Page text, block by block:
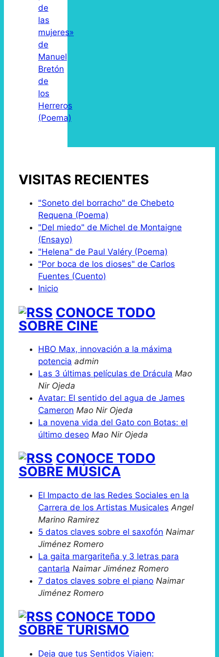
de
las
mujeres»
de
Manuel
Bretón
de
los
Herreros
(Poema)
VISITAS RECIENTES
"Soneto del borracho" de Chebeto
Requena (Poema)
"Del miedo" de Michel de Montaigne
(Ensayo)
"Helena" de Paul Valéry (Poema)
"Por boca de los dioses" de Carlos
Fuentes (Cuento)
Inicio
CONOCE TODO
SOBRE CINE
HBO Max, innovación a la máxima
potencia admin
Las 3 últimas películas de Drácula Mao
Nir Ojeda
Avatar: El sentido del agua de James
Cameron Mao Nir Ojeda
La novena vida del Gato con Botas: el
último deseo Mao Nir Ojeda
CONOCE TODO
SOBRE MÚSICA
El Impacto de las Redes Sociales en la
Carrera de los Artistas Musicales Angel
Marino Ramirez
5 datos claves sobre el saxofón Naimar
Jiménez Romero
La gaita margariteña y 3 letras para
cantarla Naimar Jiménez Romero
7 datos claves sobre el piano Naimar
Jiménez Romero
CONOCE TODO
SOBRE TURISMO
Deja que tus Sentidos Viajen: